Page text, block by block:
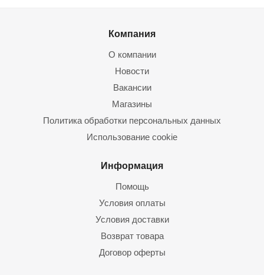
Компания
О компании
Новости
Вакансии
Магазины
Политика обработки персональных данных
Использование cookie
Информация
Помощь
Условия оплаты
Условия доставки
Возврат товара
Договор оферты